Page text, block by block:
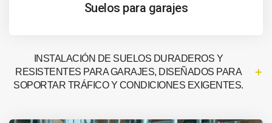
Suelos para garajes
INSTALACIÓN DE SUELOS DURADEROS Y
RESISTENTES PARA GARAJES, DISEÑADOS PARA
SOPORTAR TRÁFICO Y CONDICIONES EXIGENTES.